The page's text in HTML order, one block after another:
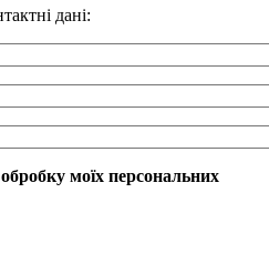
дані:
моїх персональних